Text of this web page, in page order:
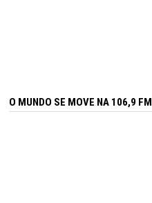
O MUNDO SE MOVE NA 106,9 FM